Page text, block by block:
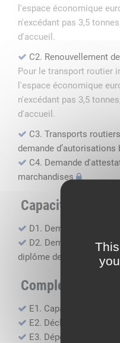
l'espace économique
n'excédant pas 3,5
d'accueil.
C2. Renouvellement
Pour le transport routier
l'espace économique
n'excédant pas 3,5
d'accueil.
C3. Transports
demande d’autorisations
C4. Demande
marchandises
Capacité
D1. Demande
D2. Demande de
diplôme de capacité
Compléments,
E1. Capacité financière
E2. Déclaration de
E3. Dépôt des